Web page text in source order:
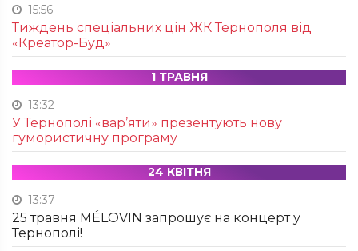
15:56
Тиждень спеціальних цін ЖК Тернополя від
«Креатор-Буд»
1 ТРАВНЯ
13:32
У Тернополі «вар’яти» презентують нову
гумористичну програму
24 КВІТНЯ
13:37
25 травня MÉLOVIN запрошує на концерт у
Тернополі!